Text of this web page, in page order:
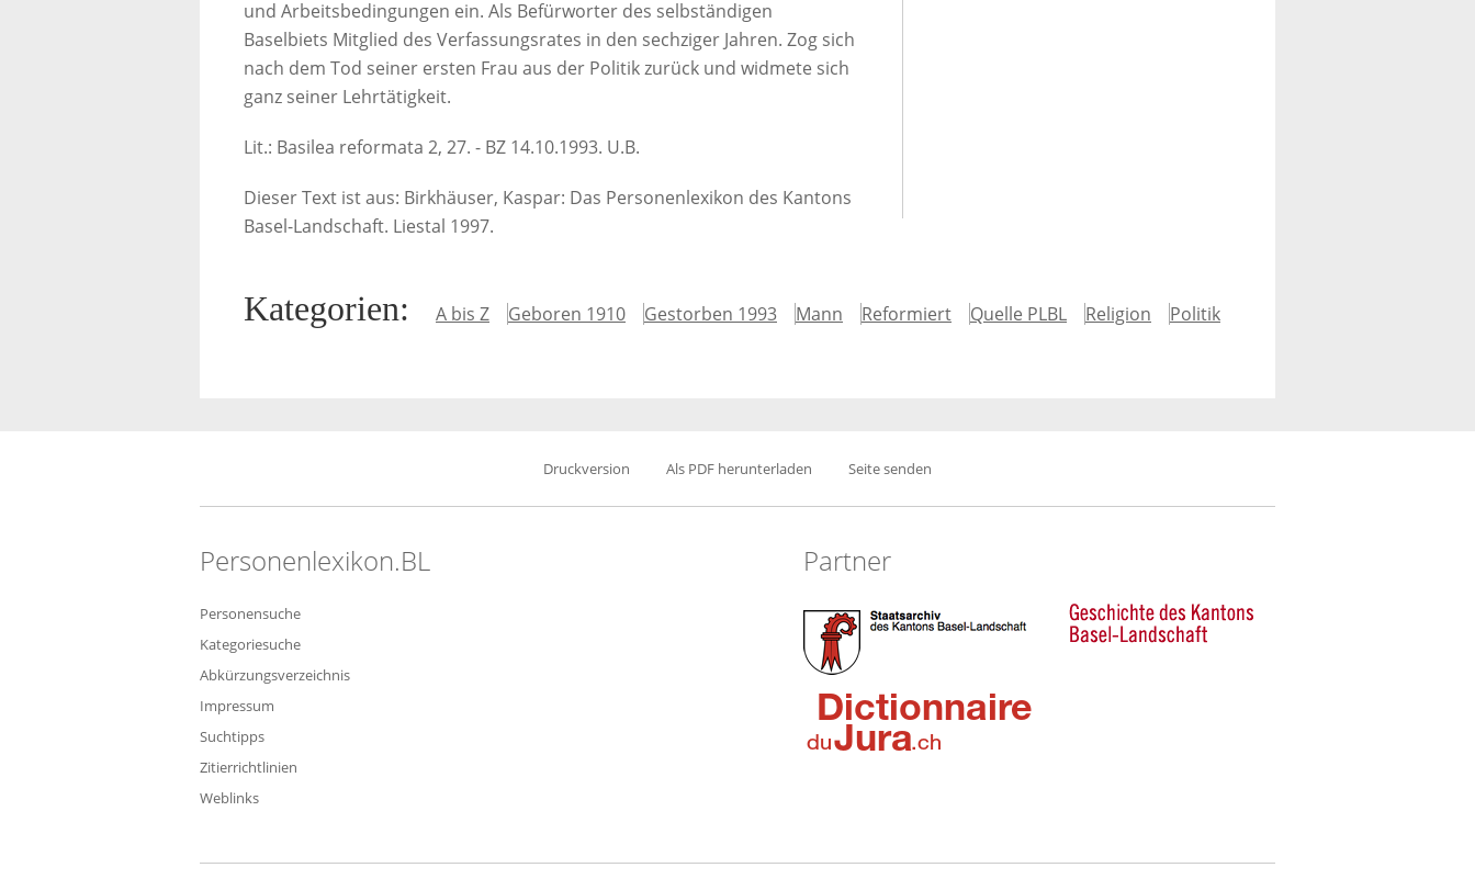
und Arbeitsbedingungen ein. Als Befürworter des selbständigen
Baselbiets Mitglied des Verfassungsrates in den sechziger Jahren. Zog sich
nach dem Tod seiner ersten Frau aus der Politik zurück und widmete sich
ganz seiner Lehrtätigkeit.
Lit.: Basilea reformata 2, 27. - BZ 14.10.1993. U.B.
Dieser Text ist aus: Birkhäuser, Kaspar: Das Personenlexikon des Kantons
Basel-Landschaft. Liestal 1997.
Kategorien: A bis Z Geboren 1910 Gestorben 1993 Mann Reformiert Quelle PLBL Religion Politik
Druckversion Als PDF herunterladen Seite senden
Personenlexikon.BL
Personensuche
Kategoriesuche
Abkürzungsverzeichnis
Impressum
Suchtipps
Zitierrichtlinien
Weblinks
Partner